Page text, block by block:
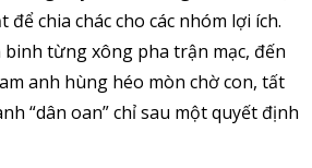
chia chác cho các nhóm lợi ích.
từng xông pha trận mạc, đến
anh hùng héo mòn chờ con, tất
“dân oan” chỉ sau một quyết định